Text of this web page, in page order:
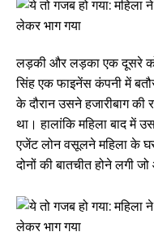
लड़की और लड़का एक दूसरे
सिंह एक फाइनेंस कंपनी में
के दौरान उसने हजारीबाग की
था। हालांकि महिला बाद में
एजेंट लोन वसूलने महिला के घर
दोनों की बातचीत होने लगी